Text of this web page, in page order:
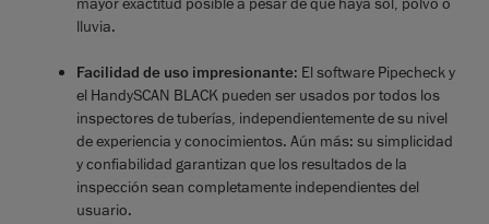
lluvia.
Facilidad de uso impresionante: El software Pipecheck y
el HandySCAN BLACK pueden ser usados por todos los
inspectores de tuberías, independientemente de su nivel
de experiencia y conocimientos. Aún más: su simplicidad
y confiabilidad garantizan que los resultados de la
inspección sean completamente independientes del
usuario.